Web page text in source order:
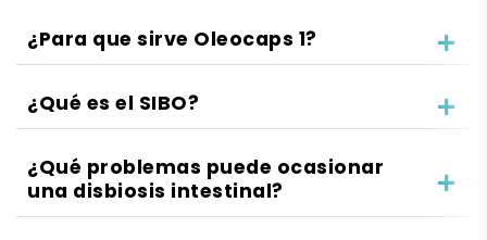
¿Para que sirve Oleocaps 1?
¿Qué es el SIBO?
¿Qué problemas puede ocasionar
una disbiosis intestinal?